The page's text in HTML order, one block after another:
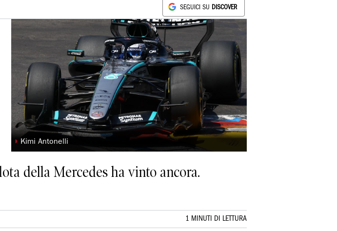
SEGUICI SU DISCOVER
◗ Kimi Antonelli
della Mercedes ha vinto ancora.
1 MINUTI DI LETTURA